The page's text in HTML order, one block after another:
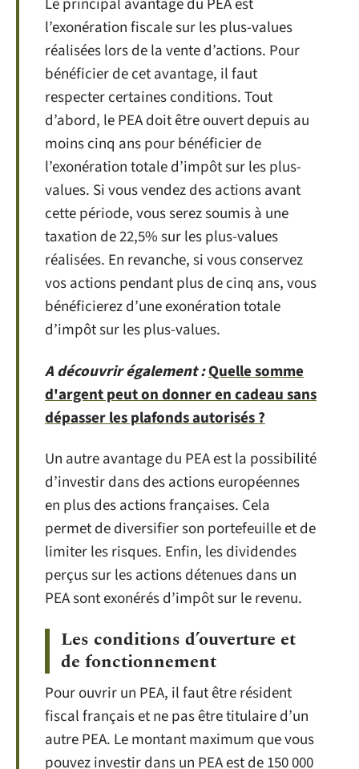
Le principal avantage du PEA est
l’exonération fiscale sur les plus-values
réalisées lors de la vente d’actions. Pour
bénéficier de cet avantage, il faut
respecter certaines conditions. Tout
d’abord, le PEA doit être ouvert depuis au
moins cinq ans pour bénéficier de
l’exonération totale d’impôt sur les plus-
values. Si vous vendez des actions avant
cette période, vous serez soumis à une
taxation de 22,5% sur les plus-values
réalisées. En revanche, si vous conservez
vos actions pendant plus de cinq ans, vous
bénéficierez d’une exonération totale
d’impôt sur les plus-values.
A découvrir également :Quelle somme
d'argent peut on donner en cadeau sans
dépasser les plafonds autorisés ?
Un autre avantage du PEA est la possibilité
d’investir dans des actions européennes
en plus des actions françaises. Cela
permet de diversifier son portefeuille et de
limiter les risques. Enfin, les dividendes
perçus sur les actions détenues dans un
PEA sont exonérés d’impôt sur le revenu.
Les conditions d’ouverture et
de fonctionnement
Pour ouvrir un PEA, il faut être résident
fiscal français et ne pas être titulaire d’un
autre PEA. Le montant maximum que vous
pouvez investir dans un PEA est de 150 000